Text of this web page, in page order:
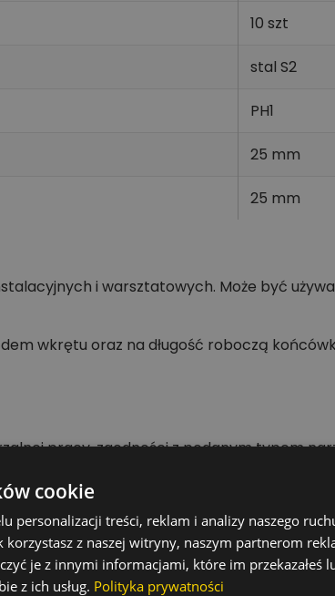
10 szt
stal S2
PH1
25 mm
25 mm
i warsztatowych. Może być
wkrętu oraz na długość roboczą
pracy, zgodności z podanym typem
z wymaganiami konkretnej pracy.
cookie
personalizacji treści, reklam i analizy naszego
z naszej witryny, naszym partnerom
je z innymi informacjami, które im przekazałeś
z ich usług. Polityka prywatności